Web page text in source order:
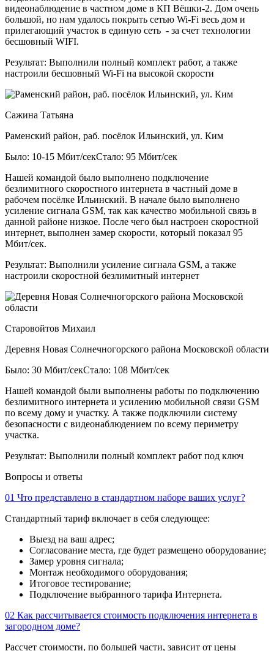
видеонаблюдение в частном доме в КП Вёшки-2. Дом очень
большой, но нам удалось покрыть сетью Wi-Fi весь дом и
прилегающий участок в единую сеть - за счет технологии
бесшовный WIFI.
Результат: Выполнили полный комплект работ, а также
настроили бесшовный Wi-Fi на высокой скорости
Сажина Татьяна
Раменский район, раб. посёлок Ильинский, ул. Ким
Было: 10-15 Мбит/секСтало: 95 Мбит/сек
Нашей командой было выполнено подключение
безлимитного скоростного интернета в частный доме в
рабочем посёлке Ильинский. В начале было выполнено
усиление сигнала GSM, так как качество мобильной связь в
данной районе низкое. После чего был настроен скоростной
интернет, выполнен замер скорости, который показал 95
Мбит/сек.
Результат: Выполнили усиление сигнала GSM, а также
настроили скоростной безлимитный интернет
Старовойтов Михаил
Деревня Новая Солнечногорского района Московской области
Было: 30 Мбит/секСтало: 108 Мбит/сек
Нашей командой были выполнены работы по подключению
безлимитного интернета и усилению мобильной связи GSM
по всему дому и участку. А также подключили систему
безопасности с видеонаблюдением по всему периметру
участка.
Результат: Выполнили полный комплект работ под ключ
Вопросы и ответы
01 Что представлено в стандартном наборе ваших услуг?
Стандартный тариф включает в себя следующее:
Выезд на ваш адрес;
Согласование места, где будет размещено оборудование;
Замер уровня сигнала;
Монтаж необходимого оборудования;
Итоговое тестирование;
Подключение выбранного тарифа Интернета.
02 Как рассчитывается стоимость подключения интернета в
загородном доме?
Рассчет стоимости, по большей части, зависит от цены